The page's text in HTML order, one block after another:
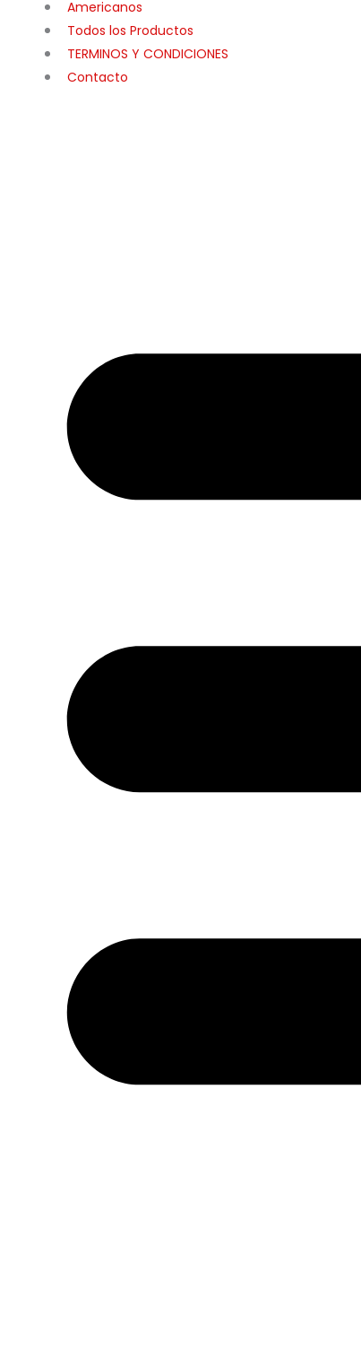
Americanos
Todos los Productos
TERMINOS Y CONDICIONES
Contacto